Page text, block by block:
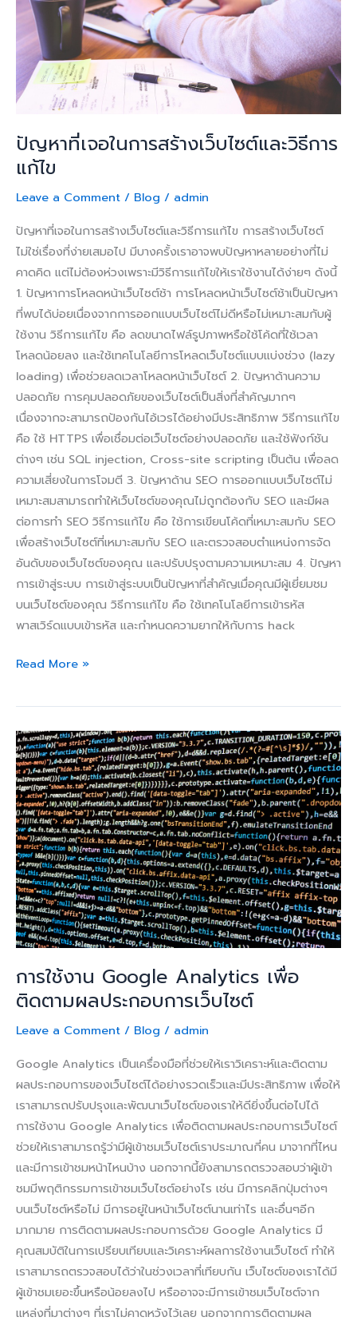
ปัญหาที่เจอในการสร้างเว็บไซต์และวิธีการ
แก้ไข
Leave a Comment / Blog / admin
ปัญหาที่เจอในการสร้างเว็บไซต์และวิธีการแก้ไข การสร้างเว็บไซต์
ไม่ใช่เรื่องที่ง่ายเสมอไป มีบางครั้งเราอาจพบปัญหาหลายอย่างที่ไม่
คาดคิด แต่ไม่ต้องห่วงเพราะมีวิธีการแก้ไขให้เราใช้งานได้ง่ายๆ ดังนี้
1. ปัญหาการโหลดหน้าเว็บไซต์ช้า การโหลดหน้าเว็บไซต์ช้าเป็นปัญหา
ที่พบได้บ่อยเนื่องจากการออกแบบเว็บไซต์ไม่ดีหรือไม่เหมาะสมกับผู้
ใช้งาน วิธีการแก้ไข คือ ลดขนาดไฟล์รูปภาพหรือใช้โค้ดที่ใช้เวลา
โหลดน้อยลง และใช้เทคโนโลยีการโหลดเว็บไซต์แบบแบ่งช่วง (lazy
loading) เพื่อช่วยลดเวลาโหลดหน้าเว็บไซต์ 2. ปัญหาด้านความ
ปลอดภัย การคุมปลอดภัยของเว็บไซต์เป็นสิ่งที่สำคัญมากๆ
เนื่องจากจะสามารถป้องกันไอ้เวรได้อย่างมีประสิทธิภาพ วิธีการแก้ไข
คือ ใช้ HTTPS เพื่อเชื่อมต่อเว็บไซต์อย่างปลอดภัย และใช้ฟังก์ชัน
ต่างๆ เช่น SQL injection, Cross-site scripting เป็นต้น เพื่อลด
ความเสี่ยงในการโจมตี 3. ปัญหาด้าน SEO การออกแบบเว็บไซต์ไม่
เหมาะสมสามารถทำให้เว็บไซต์ของคุณไม่ถูกต้องกับ SEO และมีผล
ต่อการทำ SEO วิธีการแก้ไข คือ ใช้การเขียนโค้ดที่เหมาะสมกับ SEO
เพื่อสร้างเว็บไซต์ที่เหมาะสมกับ SEO และตรวจสอบตำแหน่งการจัด
อันดับของเว็บไซต์ของคุณ และปรับปรุงตามความเหมาะสม 4. ปัญหา
การเข้าสู่ระบบ การเข้าสู่ระบบเป็นปัญหาที่สำคัญเมื่อคุณมีผู้เยี่ยมชม
บนเว็บไซต์ของคุณ วิธีการแก้ไข คือ ใช้เทคโนโลยีการเข้ารหัส
พาสเวิร์ดแบบเข้ารหัส และกำหนดความยากให้กับการ hack
สร้าง
เว็บไซต์
และ
การ
Read More »
การใช้งาน Google Analytics เพื่อ
ติดตามผลประกอบการเว็บไซต์
Leave a Comment / Blog / admin
Google Analytics เป็นเครื่องมือที่ช่วยให้เราวิเคราะห์และติดตาม
ผลประกอบการของเว็บไซต์ได้อย่างรวดเร็วและมีประสิทธิภาพ เพื่อให้
เราสามารถปรับปรุงและพัฒนาเว็บไซต์ของเราให้ดียิ่งขึ้นต่อไปได้
การใช้งาน Google Analytics เพื่อติดตามผลประกอบการเว็บไซต์
ช่วยให้เราสามารถรู้ว่ามีผู้เข้าชมเว็บไซต์เราประมาณกี่คน มาจากที่ไหน
และมีการเข้าชมหน้าไหนบ้าง นอกจากนี้ยังสามารถตรวจสอบว่าผู้เข้า
ชมมีพฤติกรรมการเข้าชมเว็บไซต์อย่างไร เช่น มีการคลิกปุ่มต่างๆ
บนเว็บไซต์หรือไม่ มีการอยู่ในหน้าเว็บไซต์นานเท่าไร และอื่นๆอีก
มากมาย การติดตามผลประกอบการด้วย Google Analytics มี
คุณสมบัติในการเปรียบเทียบและวิเคราะห์ผลการใช้งานเว็บไซต์ ทำให้
เราสามารถตรวจสอบได้ว่าในช่วงเวลาที่เทียบกัน เว็บไซต์ของเราได้มี
ผู้เข้าชมเยอะขึ้นหรือน้อยลงไป หรืออาจจะมีการเข้าชมเว็บไซต์จาก
แหล่งที่มาต่างๆ ที่เราไม่คาดหวังไว้เลย นอกจากการติดตามผล
การ
ใช้
งาน
Google
Analytics
เพื่อ
ติดตาม
ผล
ประกอบ
การ
เว็บไซต์